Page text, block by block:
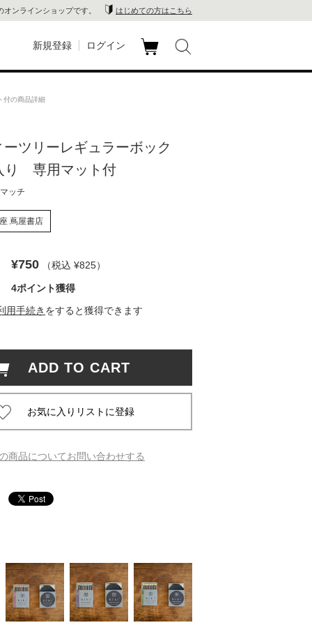
ンラインショップです。 はじめての方はこちら
蔦
屋
崎
屋
新規登録 ログイン
の商品詳細
ツリーレギュラーボック
専用マット付
ッチ
蔦屋書店
¥750 （税込 ¥825）
4ポイント獲得
用手続き をすると獲得できます
ADD TO CART
商品についてお問い合わせする